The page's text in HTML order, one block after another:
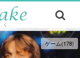
ゲーム(178)